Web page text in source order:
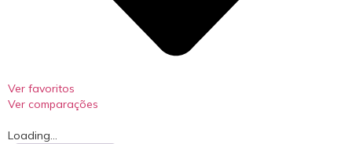
Ver favoritos
Ver comparações
Loading...